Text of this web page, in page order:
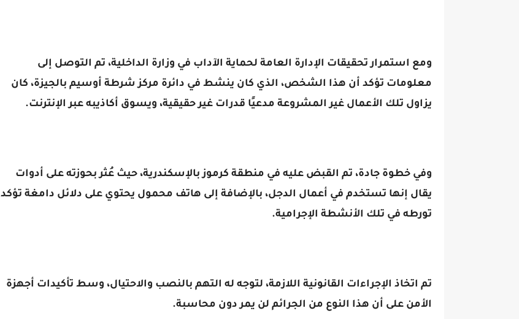
ومع استمرار تحقيقات الإدارة العامة لحماية الآداب في وزارة الداخلية، تم التوصل إلى
معلومات تؤكد أن هذا الشخص، الذي كان ينشط في دائرة مركز شرطة أوسيم بالجيزة، كان
يزاول تلك الأعمال غير المشروعة مدعيًا قدرات غير حقيقية، ويسوق أكاذيبه عبر الإنترنت.
وفي خطوة جادة، تم القبض عليه في منطقة كرموز بالإسكندرية، حيث عُثر بحوزته على أدوات
يقال إنها تستخدم في أعمال الدجل، بالإضافة إلى هاتف محمول يحتوي على دلائل دامغة تؤكد
تورطه في تلك الأنشطة الإجرامية.
تم اتخاذ الإجراءات القانونية اللازمة، لتوجه له التهم بالنصب والاحتيال، وسط تأكيدات أجهزة
الأمن على أن هذا النوع من الجرائم لن يمر دون محاسبة.